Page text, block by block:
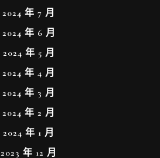
2024 年 7 月
2024 年 6 月
2024 年 5 月
2024 年 4 月
2024 年 3 月
2024 年 2 月
2024 年 1 月
2023 年 12 月